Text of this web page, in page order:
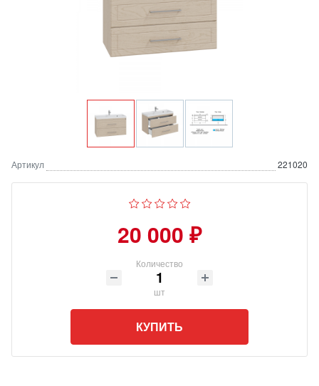
Артикул 221020
20 000 ₽
Количество
шт
КУПИТЬ